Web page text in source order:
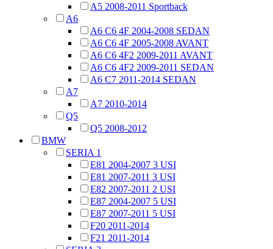
A5 2008-2011 Sportback
A6
A6 C6 4F 2004-2008 SEDAN
A6 C6 4F 2005-2008 AVANT
A6 C6 4F2 2009-2011 AVANT
A6 C6 4F2 2009-2011 SEDAN
A6 C7 2011-2014 SEDAN
A7
A7 2010-2014
Q5
Q5 2008-2012
BMW
SERIA 1
E81 2004-2007 3 USI
E81 2007-2011 3 USI
E82 2007-2011 2 USI
E87 2004-2007 5 USI
E87 2007-2011 5 USI
F20 2011-2014
F21 2011-2014